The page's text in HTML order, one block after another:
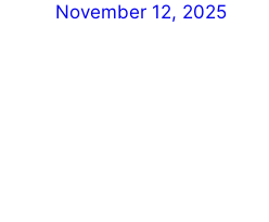
November 12, 2025